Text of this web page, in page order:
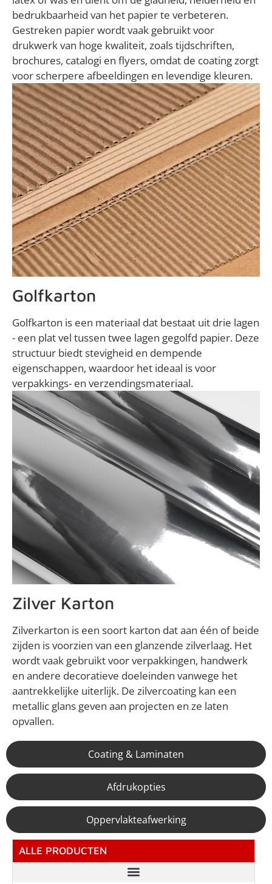
ALLE PRODUCTEN
Coating & Laminaten
Afdrukopties
Oppervlakteafwerking
bedrukbaarheid van het papier te verbeteren.
Gestreken papier wordt vaak gebruikt voor
drukwerk van hoge kwaliteit, zoals tijdschriften,
brochures, catalogi en flyers, omdat de coating zorgt
voor scherpere afbeeldingen en levendige kleuren.
Golfkarton
Golfkarton is een materiaal dat bestaat uit drie lagen
- een plat vel tussen twee lagen gegolfd papier. Deze
structuur biedt stevigheid en dempende
eigenschappen, waardoor het ideaal is voor
verpakkings- en verzendingsmateriaal.
Zilver Karton
Zilverkarton is een soort karton dat aan één of beide
zijden is voorzien van een glanzende zilverlaag. Het
wordt vaak gebruikt voor verpakkingen, handwerk
en andere decoratieve doeleinden vanwege het
aantrekkelijke uiterlijk. De zilvercoating kan een
metallic glans geven aan projecten en ze laten
opvallen.